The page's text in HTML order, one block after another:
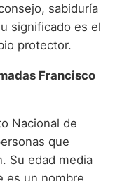
sabiduría
significado es el
protector.
Francisco
Nacional de
que
Su edad media